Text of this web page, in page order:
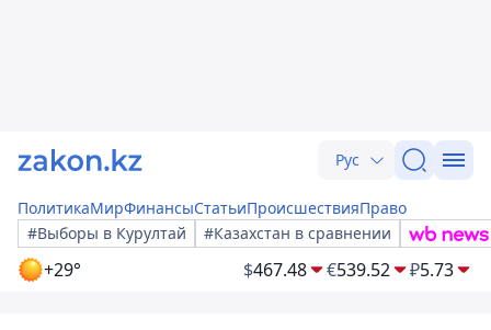
Рус
ПолитикаМирФинансыСтатьиПроисшествияПраво
#Выборы в Курултай
#Казахстан в сравнении
+29° $467.48 €539.52 ₽5.73